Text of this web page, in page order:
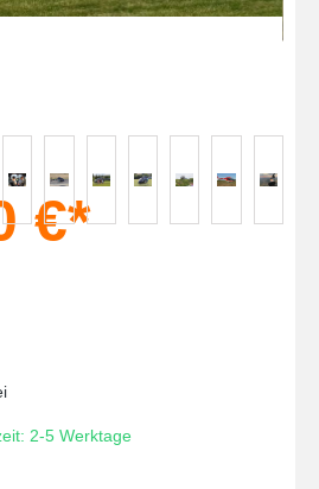
€*
von 5 von 5 Sternen
2-5 Werktage